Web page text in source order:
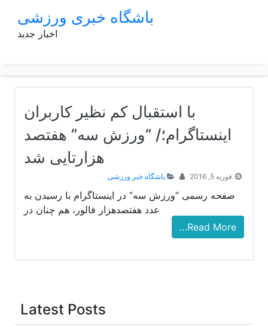
باشگاه خبری ورزشی
اخبار جدید
با استقبال کم نظیر کاربران
اینستاگرام؛/ “ورزش سه” هفتصد
هزارتایی شد
فوریه 5, 2016 باشگاه خبر ورزشی
صفحه رسمی “ورزش سه” در اینستاگرام با رسیدن به
عدد هفتصدهزار فالور، هم چنان در
Read More…
Latest Posts